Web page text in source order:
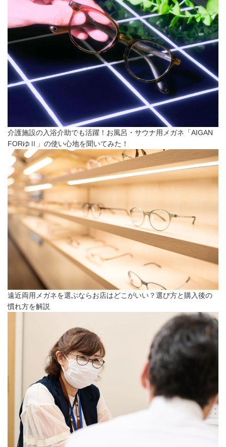
介護施設の入浴介助でも活躍！お風呂・サウナ用メガネ「AIGAN
FORゆⅡ」の使い心地を聞いてみた！
遠近両用メガネを選ぶならお店はどこがいい？選び方と購入後の
慣れ方を解説